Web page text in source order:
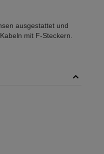
ausgestattet und
mit F-Steckern.